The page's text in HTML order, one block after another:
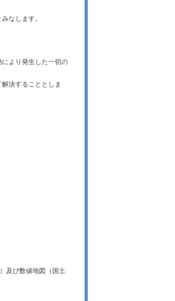
なします。
より発生した一切の
決することとしま
及び数値地図（国土